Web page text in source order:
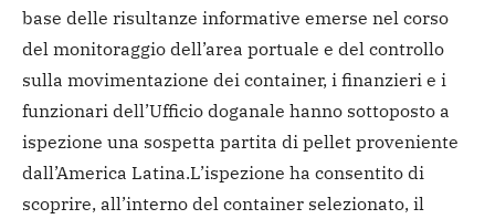
base delle risultanze informative emerse nel corso
del monitoraggio dell’area portuale e del controllo
sulla movimentazione dei container, i finanzieri e i
funzionari dell’Ufficio doganale hanno sottoposto a
ispezione una sospetta partita di pellet proveniente
dall’America Latina.L’ispezione ha consentito di
scoprire, all’interno del container selezionato, il